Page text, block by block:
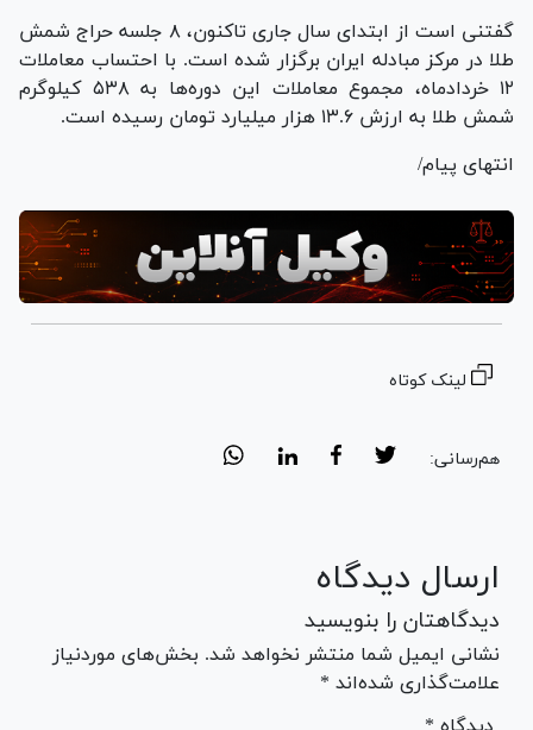
گفتنی است از ابتدای سال جاری تاکنون، ۸ جلسه حراج شمش
طلا در مرکز مبادله ایران برگزار شده است. با احتساب معاملات
۱۲ خردادماه، مجموع معاملات این دوره‌ها به ۵۳۸ کیلوگرم
شمش طلا به ارزش ۱۳.۶ هزار میلیارد تومان رسیده است.
انتهای پیام/
لینک کوتاه
هم‌رسانی:
ارسال دیدگاه
دیدگاهتان را بنویسید
نشانی ایمیل شما منتشر نخواهد شد. بخش‌های موردنیاز
علامت‌گذاری شده‌اند *